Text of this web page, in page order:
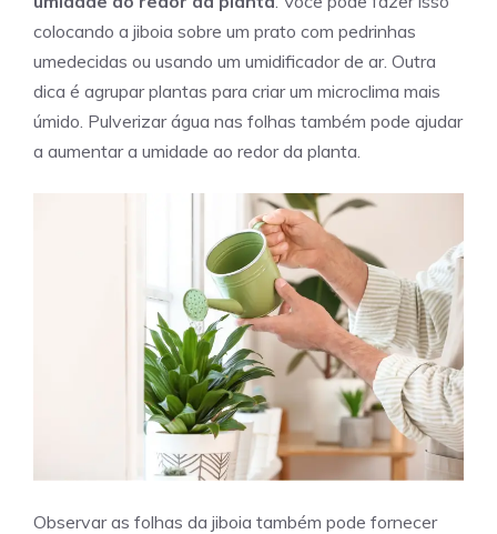
colocando a jiboia sobre um prato com pedrinhas
umedecidas ou usando um umidificador de ar. Outra
dica é agrupar plantas para criar um microclima mais
úmido. Pulverizar água nas folhas também pode ajudar
a aumentar a umidade ao redor da planta.
Observar as folhas da jiboia também pode fornecer